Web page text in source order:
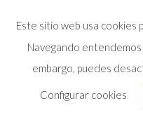
Este sitio web usa cookies
Navegando
embargo, puedes
Configurar cookies